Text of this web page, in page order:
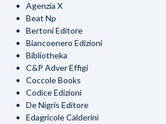
Agenzia X
Beat Np
Bertoni Editore
Biancoenero Edizioni
Bibliotheka
C&P Adver Effigi
Coccole Books
Codice Edizioni
De Nigris Editore
Edagricole Calderini